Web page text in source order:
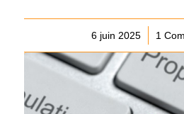
6 juin 2025
/ 1